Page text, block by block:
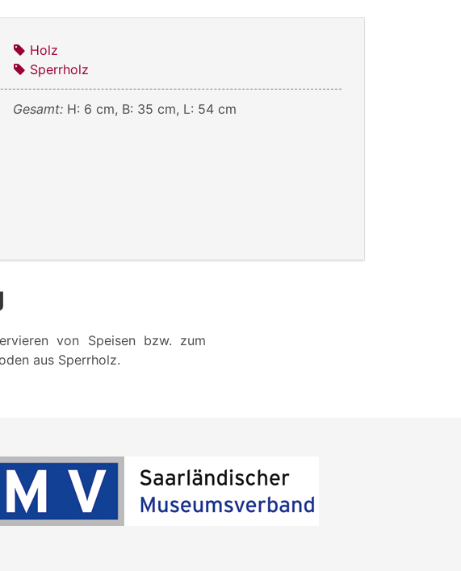
Holz
Sperrholz
Gesamt: H: 6 cm, B: 35 cm, L: 54 cm
von Speisen bzw. zum
aus Sperrholz.